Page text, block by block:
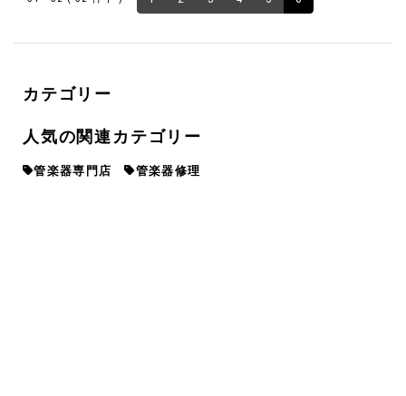
カテゴリー
人気の関連カテゴリー
管楽器専門店 管楽器修理